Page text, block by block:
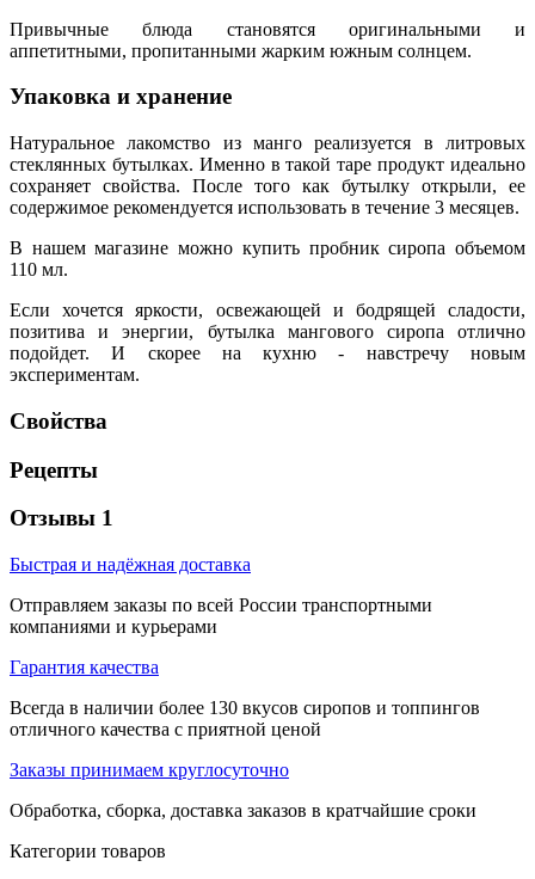
Привычные блюда становятся оригинальными и
аппетитными, пропитанными жарким южным солнцем.
Упаковка и хранение
Натуральное лакомство из манго реализуется в литровых
стеклянных бутылках. Именно в такой таре продукт идеально
сохраняет свойства. После того как бутылку открыли, ее
содержимое рекомендуется использовать в течение 3 месяцев.
В нашем магазине можно купить пробник сиропа объемом
110 мл.
Если хочется яркости, освежающей и бодрящей сладости,
позитива и энергии, бутылка мангового сиропа отлично
подойдет. И скорее на кухню - навстречу новым
экспериментам.
Свойства
Рецепты
Отзывы 1
Быстрая и надёжная доставка
Отправляем заказы по всей России транспортными
компаниями и курьерами
Гарантия качества
Всегда в наличии более 130 вкусов сиропов и топпингов
отличного качества с приятной ценой
Заказы принимаем круглосуточно
Обработка, сборка, доставка заказов в кратчайшие сроки
Категории товаров